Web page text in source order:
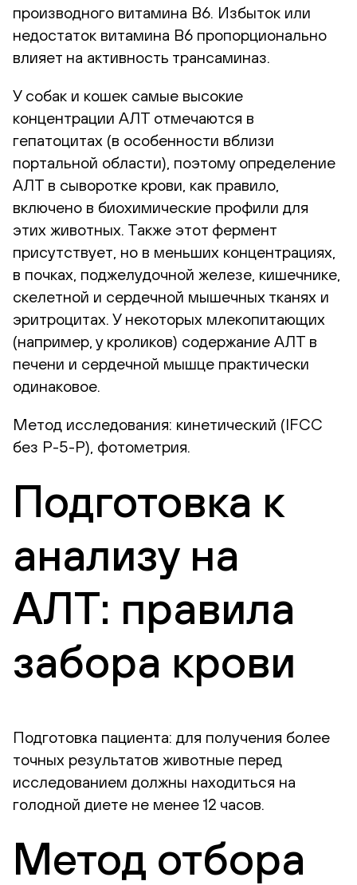
производного витамина В6. Избыток или
недостаток витамина В6 пропорционально
влияет на активность трансаминаз.
У собак и кошек самые высокие
концентрации АЛТ отмечаются в
гепатоцитах (в особенности вблизи
портальной области), поэтому определение
АЛТ в сыворотке крови, как правило,
включено в биохимические профили для
этих животных. Также этот фермент
присутствует, но в меньших концентрациях,
в почках, поджелудочной железе, кишечнике,
скелетной и сердечной мышечных тканях и
эритроцитах. У некоторых млекопитающих
(например, у кроликов) содержание АЛТ в
печени и сердечной мышце практически
одинаковое.
Метод исследования: кинетический (IFCC
без Р-5-Р), фотометрия.
Подготовка к
анализу на
АЛТ: правила
забора крови
Подготовка пациента: для получения более
точных результатов животные перед
исследованием должны находиться на
голодной диете не менее 12 часов.
Метод отбора